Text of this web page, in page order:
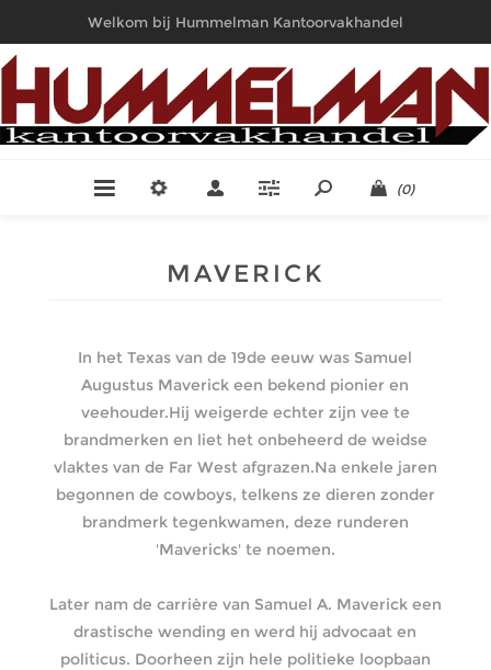
Welkom bij Hummelman Kantoorvakhandel
(0)
MAVERICK
In het Texas van de 19de eeuw was Samuel
Augustus Maverick een bekend pionier en
veehouder.Hij weigerde echter zijn vee te
brandmerken en liet het onbeheerd de weidse
vlaktes van de Far West afgrazen.Na enkele jaren
begonnen de cowboys, telkens ze dieren zonder
brandmerk tegenkwamen, deze runderen
'Mavericks' te noemen.
Later nam de carrière van Samuel A. Maverick een
drastische wending en werd hij advocaat en
politicus. Doorheen zijn hele politieke loopbaan